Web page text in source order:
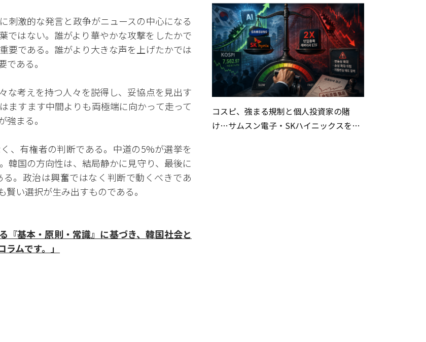
刺激的な発言と政争がニュースの中心になる
ではない。誰がより華やかな攻撃をしたかで
要である。誰がより大きな声を上げたかでは
ある。
な考えを持つ人々を説得し、妥協点を見出す
ますます中間よりも両極端に向かって走って
まる。
、有権者の判断である。中道の5%が選挙を
韓国の方向性は、結局静かに見守り、最後に
。政治は興奮ではなく判断で動くべきであ
い選択が生み出すものである。
『基本・原則・常識』に基づき、韓国社会と
ムです。」
コスピ、強まる規制と個人投資家の賭
け…サムスン電子・SKハイニックスを巡